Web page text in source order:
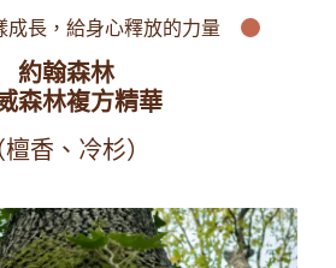
長， 給身心釋放的力量
約翰森林
森林複方精華
檀香、冷杉）